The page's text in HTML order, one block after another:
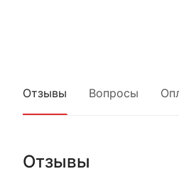
Отзывы Вопросы
Отзывы